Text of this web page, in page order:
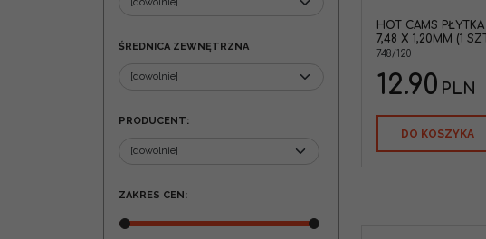
HOT CAMS
7,48 X 1,20MM (1
748/120
12.90 PLN
DO KOSZYKA
ŚREDNICA ZEWNĘTRZNA
PRODUCENT:
ZAKRES CEN: